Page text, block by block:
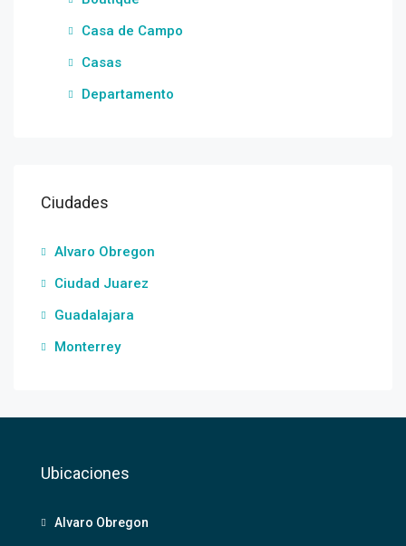
Casa de Campo
Casas
Departamento
Ciudades
Alvaro Obregon
Ciudad Juarez
Guadalajara
Monterrey
Ubicaciones
Alvaro Obregon